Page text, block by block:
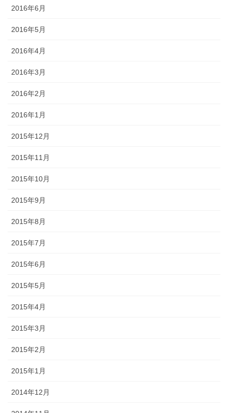
2016年6月
2016年5月
2016年4月
2016年3月
2016年2月
2016年1月
2015年12月
2015年11月
2015年10月
2015年9月
2015年8月
2015年7月
2015年6月
2015年5月
2015年4月
2015年3月
2015年2月
2015年1月
2014年12月